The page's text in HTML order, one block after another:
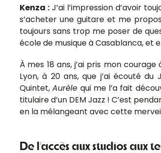
Kenza : J’ai l’impression d’avoir
s’acheter une guitare et me
toujours sans trop me poser de
école de musique à Casablanca, et
À mes 18 ans, j’ai pris mon
Lyon, à 20 ans, que j’ai écouté
Quintet,Aurèle qui me l’a fait
titulaire d’un DEM Jazz ! C’est
en la mélangeant avec cette
De l’accès aux studios aux